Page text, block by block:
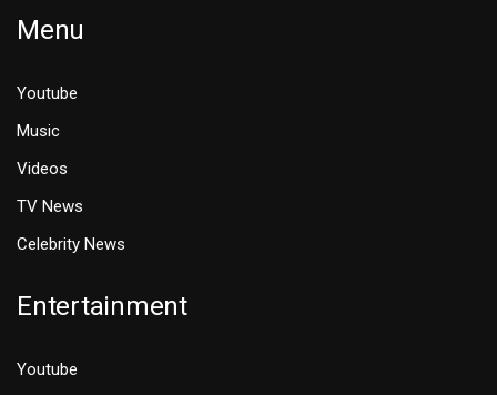
Menu
Youtube
Music
Videos
TV News
Celebrity News
Entertainment
Youtube